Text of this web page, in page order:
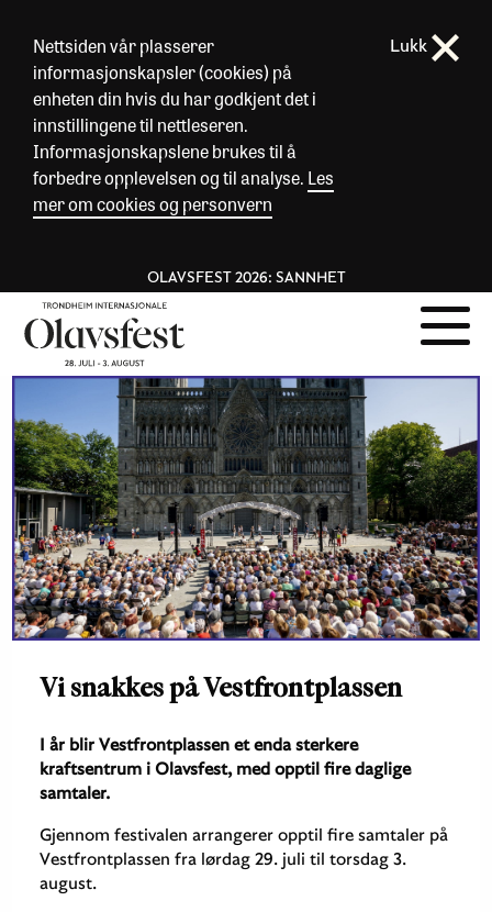
Nettsiden vår plasserer
informasjonskapsler (cookies) på
enheten din hvis du har godkjent det i
innstillingene til nettleseren.
Informasjonskapslene brukes til å
forbedre opplevelsen og til analyse. Les
mer om cookies og personvern
Lukk
OLAVSFEST 2026: SANNHET
Vi snakkes på Vestfrontplassen
I år blir Vestfrontplassen et enda sterkere
kraftsentrum i Olavsfest, med opptil fire daglige
samtaler.
Gjennom festivalen arrangerer opptil fire samtaler på
Vestfrontplassen fra lørdag 29. juli til torsdag 3.
august.